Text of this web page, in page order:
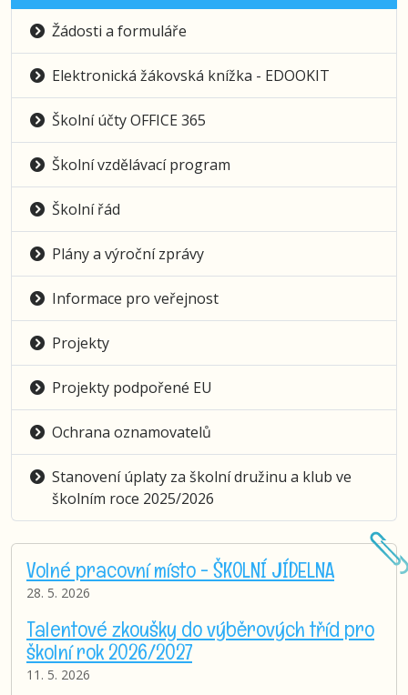
Žádosti a formuláře
Elektronická žákovská knížka - EDOOKIT
Školní účty OFFICE 365
Školní vzdělávací program
Školní řád
Plány a výroční zprávy
Informace pro veřejnost
Projekty
Projekty podpořené EU
Ochrana oznamovatelů
Stanovení úplaty za školní družinu a klub ve
školním roce 2025/2026
Volné pracovní místo - ŠKOLNÍ JÍDELNA
28. 5. 2026
Talentové zkoušky do výběrových tříd pro
školní rok 2026/2027
11. 5. 2026